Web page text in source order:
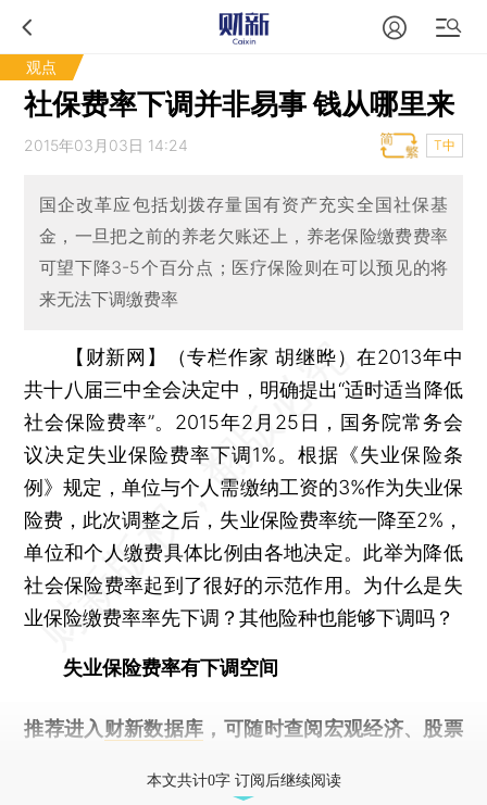
观点
社保费率下调并非易事 钱从哪里来
2015年03月03日 14:24 T中
国企改革应包括划拨存量国有资产充实全国社保基
金，一旦把之前的养老欠账还上，养老保险缴费费率
可望下降3-5个百分点；医疗保险则在可以预见的将
来无法下调缴费率
【财新网】（专栏作家 胡继晔）在2013年中
共十八届三中全会决定中，明确提出“适时适当降低
社会保险费率”。2015年2月25日，国务院常务会
议决定失业保险费率下调1%。根据《失业保险条
例》规定，单位与个人需缴纳工资的3%作为失业保
险费，此次调整之后，失业保险费率统一降至2%，
单位和个人缴费具体比例由各地决定。此举为降低
社会保险费率起到了很好的示范作用。为什么是失
业保险缴费率率先下调？其他险种也能够下调吗？
失业保险费率有下调空间
推荐进入 财新数据库 ，可随时查阅宏观经济、股票
本文共计0字 订阅后继续阅读